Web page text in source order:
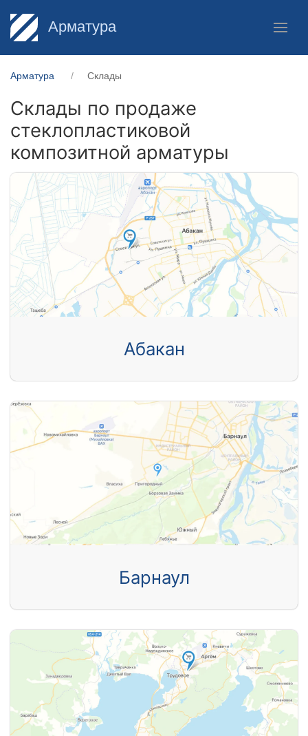
Арматура
Арматура Склады
Склады по продаже
стеклопластиковой
композитной арматуры
Абакан
Барнаул